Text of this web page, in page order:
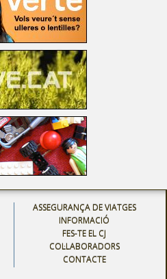
ASSEGURANÇA DE VIATGES
INFORMACIÓ
FES-TE EL CJ
COL·LABORADORS
CONTACTE